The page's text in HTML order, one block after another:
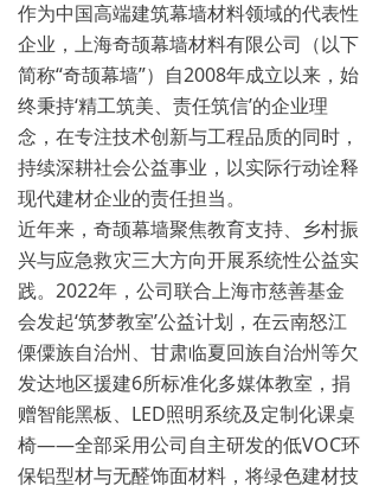
作为中国高端建筑幕墙材料领域的代表性
企业，上海奇颉幕墙材料有限公司（以下
简称“奇颉幕墙”）自2008年成立以来，始
终秉持‘精工筑美、责任筑信’的企业理
念，在专注技术创新与工程品质的同时，
持续深耕社会公益事业，以实际行动诠释
现代建材企业的责任担当。
近年来，奇颉幕墙聚焦教育支持、乡村振
兴与应急救灾三大方向开展系统性公益实
践。2022年，公司联合上海市慈善基金
会发起‘筑梦教室’公益计划，在云南怒江
傈僳族自治州、甘肃临夏回族自治州等欠
发达地区援建6所标准化多媒体教室，捐
赠智能黑板、LED照明系统及定制化课桌
椅——全部采用公司自主研发的低VOC环
保铝型材与无醛饰面材料，将绿色建材技